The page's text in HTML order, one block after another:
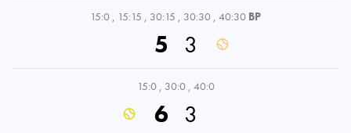
15:0 , 15:15 , 30:15 , 30:30 , 40:30 BP
5 3
15:0 , 30:0 , 40:0
6 3